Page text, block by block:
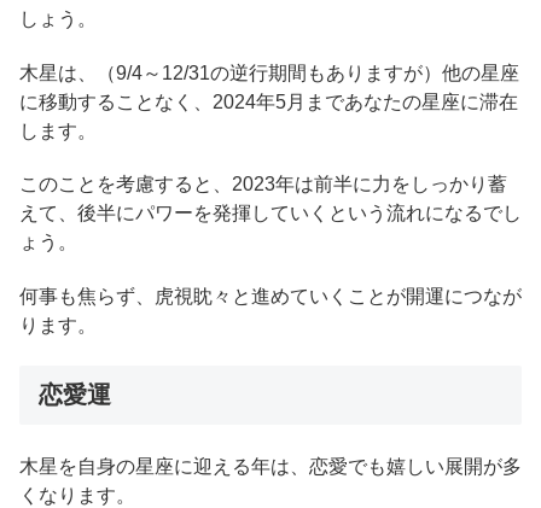
しょう。
木星は、（9/4～12/31の逆行期間もありますが）他の星座
に移動することなく、2024年5月まであなたの星座に滞在
します。
このことを考慮すると、2023年は前半に力をしっかり蓄
えて、後半にパワーを発揮していくという流れになるでし
ょう。
何事も焦らず、虎視眈々と進めていくことが開運につなが
ります。
恋愛運
木星を自身の星座に迎える年は、恋愛でも嬉しい展開が多
くなります。